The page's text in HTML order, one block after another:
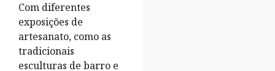
Com diferentes
exposições de
artesanato, como as
tradicionais
esculturas de barro e